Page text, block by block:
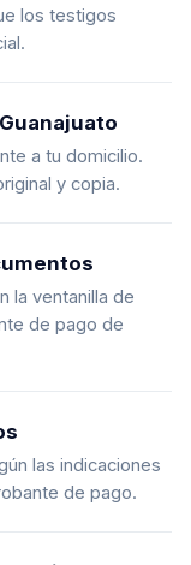
los testigos
a tu domicilio.
y copia.
la ventanilla de
de pago de
las indicaciones
de pago.